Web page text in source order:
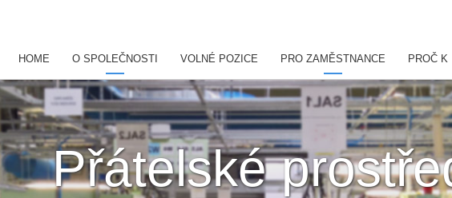
HOME O SPOLEČNOSTI VOLNÉ POZICE PRO ZAMĚSTNANCE PROČ K
Přátelské